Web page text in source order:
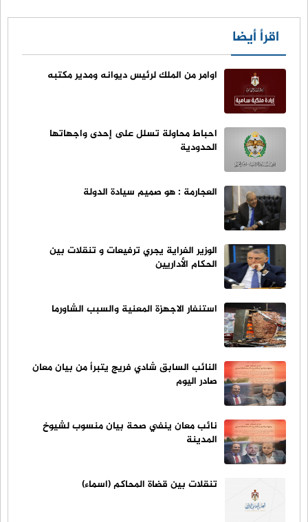
اقرأ أيضا
اوامر من الملك لرئيس ديوانه ومدير مكتبه
احباط محاولة تسلل على إحدى واجهاتها
الحدودية
العجارمة : هو صميم سيادة الدولة
الوزير الفراية يجري ترفيعات و تنقلات بين
الحكام الأداريين
استنفار الاجهزة المعنية والسبب الشاورما
النائب السابق شادي فريج يتبرأ من بيان معان
صادر اليوم
نائب معان ينفي صحة بيان منسوب لشيوخ
المدينة
تنقلات بين قضاة المحاكم (اسماء)